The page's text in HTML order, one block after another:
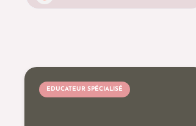
EDUCATEUR SPÉCIALISÉ